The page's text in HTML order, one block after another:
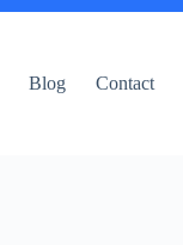
Blog Contact